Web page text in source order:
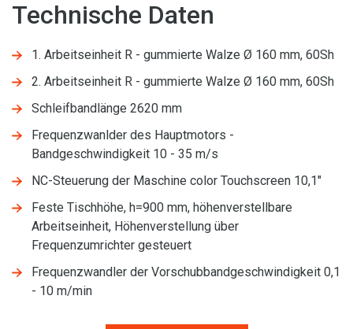
Technische Daten
1. Arbeitseinheit R - gummierte Walze Ø 160 mm, 60Sh
2. Arbeitseinheit R - gummierte Walze Ø 160 mm, 60Sh
Schleifbandlänge 2620 mm
Frequenzwanlder des Hauptmotors -
Bandgeschwindigkeit 10 - 35 m/s
NC-Steuerung der Maschine color Touchscreen 10,1"
Feste Tischhöhe, h=900 mm, höhenverstellbare
Arbeitseinheit, Höhenverstellung über
Frequenzumrichter gesteuert
Frequenzwandler der Vorschubbandgeschwindigkeit 0,1
- 10 m/min